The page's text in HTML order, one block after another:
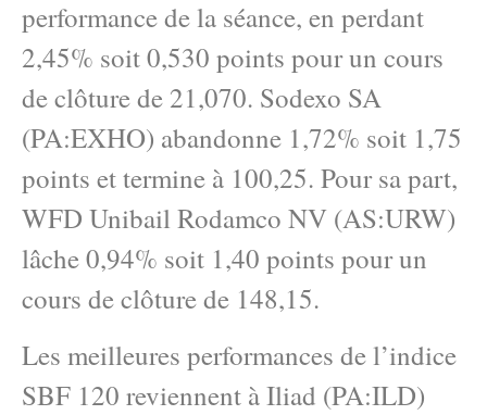
performance de la séance, en perdant
2,45% soit 0,530 points pour un cours
de clôture de 21,070. Sodexo SA
(PA:EXHO) abandonne 1,72% soit 1,75
points et termine à 100,25. Pour sa part,
WFD Unibail Rodamco NV (AS:URW)
lâche 0,94% soit 1,40 points pour un
cours de clôture de 148,15.
Les meilleures performances de l’indice
SBF 120 reviennent à Iliad (PA:ILD)